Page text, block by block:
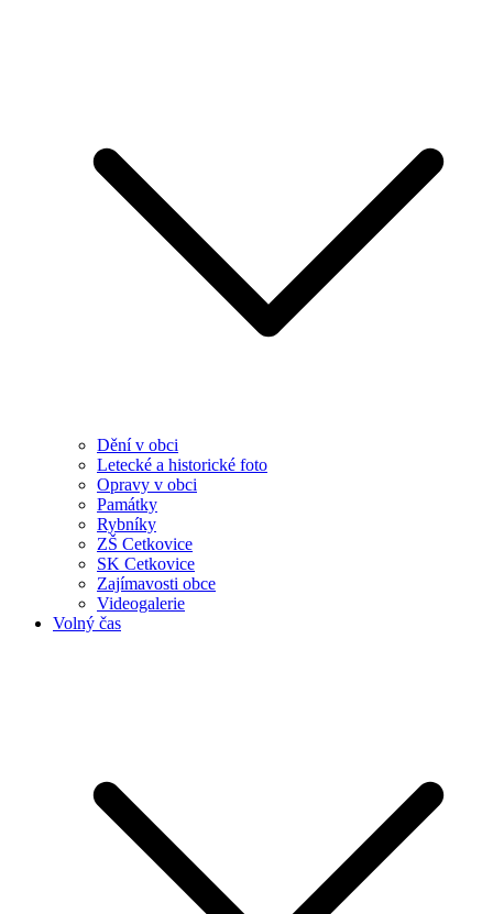
Dění v obci
Letecké a historické foto
Opravy v obci
Památky
Rybníky
ZŠ Cetkovice
SK Cetkovice
Zajímavosti obce
Videogalerie
Volný čas